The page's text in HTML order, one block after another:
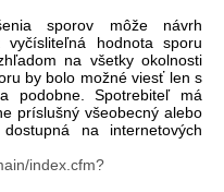
sporov môže návrh
hodnota sporu
na všetky okolnosti
by bolo možné viesť len s
podobne. Spotrebiteľ má
príslušný všeobecný alebo
na internetových
index.cfm?